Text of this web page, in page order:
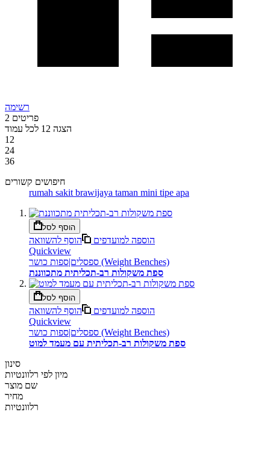
רשימה
2 פריטים
הצגה 12 לכל עמוד
12
24
36
חיפושים קשורים
rumah sakit brawijaya taman mini tipe apa
הוסף לסל
הוספה למועדפים
הוסף להשוואה
Quickview
ספסלים|ספות כושר (Weight Benches)
ספת משקולות רב-תכליתית מתכווננת
הוסף לסל
הוספה למועדפים
הוסף להשוואה
Quickview
ספסלים|ספות כושר (Weight Benches)
ספת משקולות רב-תכליתית עם מעמד למוט
סינון
מיון לפי רלוונטיות
שם מוצר
מחיר
רלוונטיות